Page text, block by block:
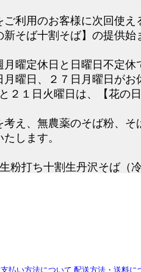
ご利用のお客様に次回使
そば十割そば】の提供始
月曜定休日と日曜日不定
月曜日、２７日月曜日が
２１日火曜日は、【花の日
え、無農薬のそば粉、
します。
粉打ち十割生丹沢そば（
ばの収穫で臨時休業する
払い方法について 配送方法・送料に